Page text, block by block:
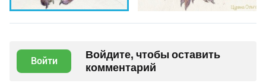
Войти
Войдите, чтобы оставить
комментарий